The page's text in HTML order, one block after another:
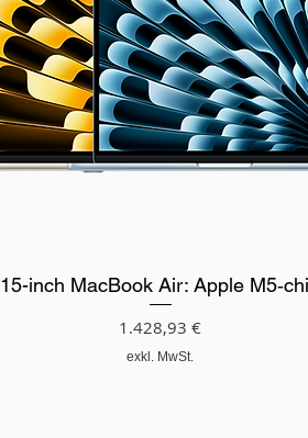
15-inch MacBook Air: Apple
Preis
1.428,93 €
exkl. MwSt.